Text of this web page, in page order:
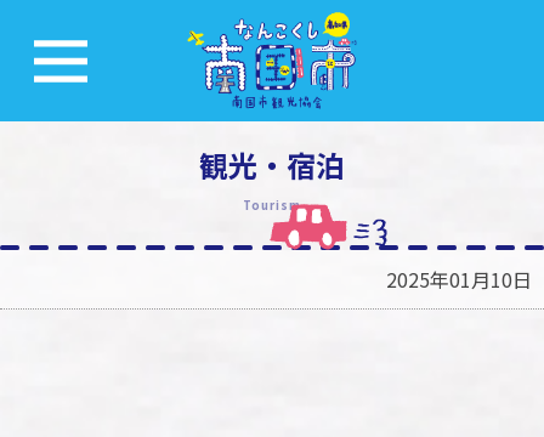
観光・宿泊
Tourism
2025年01月10日